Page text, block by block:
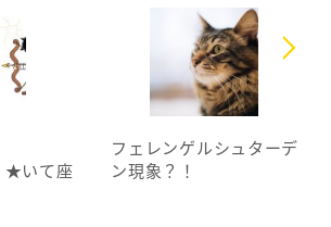
★いて座
フェレンゲルシュターデ
ン現象？！